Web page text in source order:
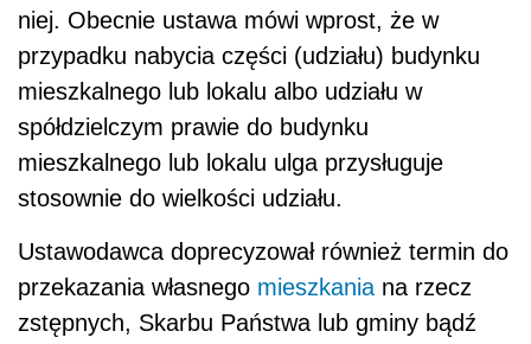
niej. Obecnie ustawa mówi wprost, że w
przypadku nabycia części (udziału) budynku
mieszkalnego lub lokalu albo udziału w
spółdzielczym prawie do budynku
mieszkalnego lub lokalu ulga przysługuje
stosownie do wielkości udziału.
Ustawodawca doprecyzował również termin do
przekazania własnego mieszkania na rzecz
zstępnych, Skarbu Państwa lub gminy bądź